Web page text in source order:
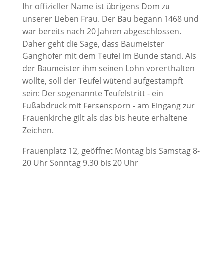
Ihr offizieller Name ist übrigens Dom zu
unserer Lieben Frau. Der Bau begann 1468 und
war bereits nach 20 Jahren abgeschlossen.
Daher geht die Sage, dass Baumeister
Ganghofer mit dem Teufel im Bunde stand. Als
der Baumeister ihm seinen Lohn vorenthalten
wollte, soll der Teufel wütend aufgestampft
sein: Der sogenannte Teufelstritt - ein
Fußabdruck mit Fersensporn - am Eingang zur
Frauenkirche gilt als das bis heute erhaltene
Zeichen.
Frauenplatz 12, geöffnet Montag bis Samstag 8-
20 Uhr Sonntag 9.30 bis 20 Uhr